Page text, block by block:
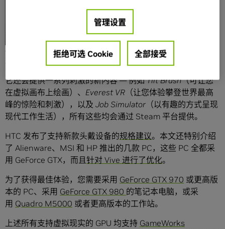
HTC 今天公布了普通用户版Vive虚拟现实头戴设备。
HTC Vive 使用 Room-scale 技术打造了虚拟现实“房间”，为
玩家和专业人士提供全新体验，他们可以到处走动并与虚拟
现实环境互动。
它还会提供一系列刺激的新内容 — 例如Tilt Brush（可让您
在虚拟画布上绘画）、 Everest VR （让您体验攀登世界最高
峰的惊险和刺激），以及 Job Simulator （以有趣的方式呈现
现代工作生活），所有这些均会通过 Steam 平台提供。
HTC 发布了支持新款头戴设备的规格建议。本文还特别介绍
了 Alienware、MSI 和 HP 推出的几款 PC，这些 PC 全都采
用 GeForce GTX，而且针对 Vive 进行了优化。
为了获得最佳体验，您需要采用 GeForce GTX 970 或更高版
本的 PC、采用 GeForce GTX 980 的笔记本电脑，或采
用 Quadro M5000 或者更高版本的工作站。
上述所有支持虚拟现实的 GPU 均支持 GameWorks
管理设置
拒绝可选 Cookie 全部接受